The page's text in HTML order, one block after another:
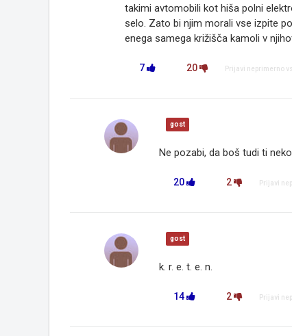
takimi avtomobili kot hiša polni
selo. Zato bi njim morali vse izpite
enega samega križišča kamoli v
7 20 Prijavi neprimerno
gost
Ne pozabi, da boš tudi ti
20 2 Prijavi
gost
k. r. e. t. e. n.
14 2 Prijavi